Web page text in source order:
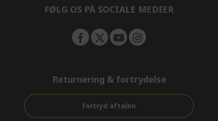
FØLG OS PÅ SOCIALE MEDIER
Returnering & fortrydelse
Fortryd aftalen